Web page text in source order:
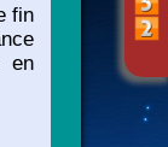
fin
en